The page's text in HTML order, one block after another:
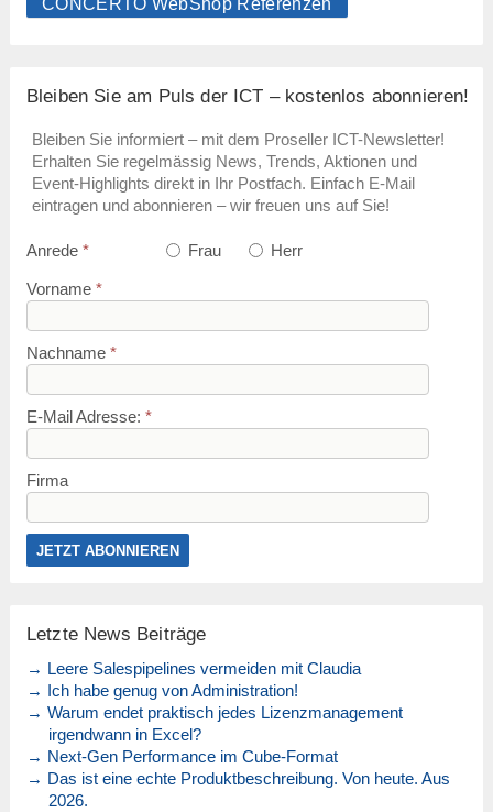
CONCERTO WebShop Referenzen
Bleiben Sie am Puls der ICT – kostenlos abonnieren!
Bleiben Sie informiert – mit dem Proseller ICT-Newsletter!
Erhalten Sie regelmässig News, Trends, Aktionen und
Event-Highlights direkt in Ihr Postfach. Einfach E-Mail
eintragen und abonnieren – wir freuen uns auf Sie!
Anrede * Frau Herr
Vorname *
Nachname *
E-Mail Adresse: *
Firma
Letzte News Beiträge
→ Leere Salespipelines vermeiden mit Claudia
→ Ich habe genug von Administration!
→ Warum endet praktisch jedes Lizenzmanagement
irgendwann in Excel?
→ Next-Gen Performance im Cube-Format
→ Das ist eine echte Produktbeschreibung. Von heute. Aus
2026.